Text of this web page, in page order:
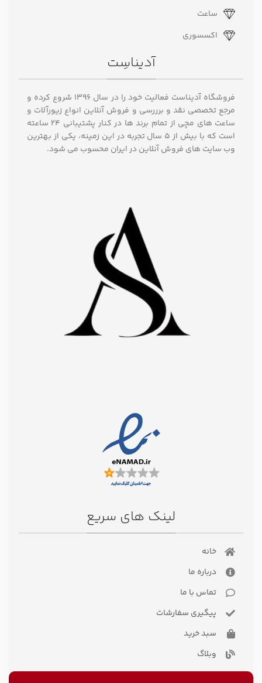
ساعت
اکسسوری
آدیناسِت
فروشگاه آدیناست فعالیت خود را در سال ۱۳۹۶ شروع کرده و
مرجع تخصصی نقد و برررسی و فروش آنلاین انواع زیورآلات و
ساعت های مچی از تمام برند ها در کنار پشتیبانی ۲۴ ساعته
است که با بیش از 5 سال تجربه در این زمینه، یکی از بهترین
وب سایت های فروش آنلاین در ایران محسوب می شود.
لینک های سریع
خانه
درباره ما
تماس با ما
پیگیری سفارشات
سبد خرید
وبلاگ